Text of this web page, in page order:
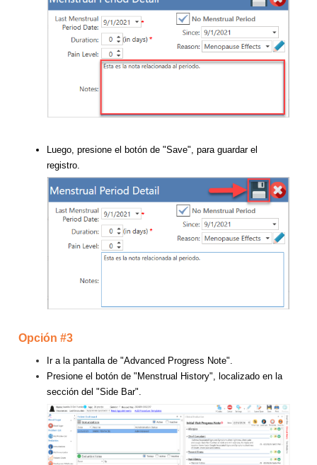
Luego, presione el botón de "Save", para guardar el
registro.
Opción #3
Ir a la pantalla de "Advanced Progress Note".
Presione el botón de "Menstrual History", localizado en la
sección del "Side Bar".